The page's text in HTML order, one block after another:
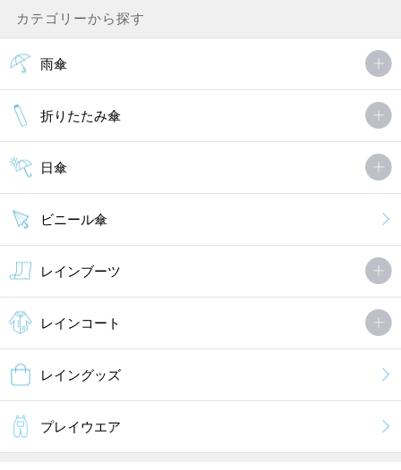
カテゴリーから探す
雨傘
折りたたみ傘
日傘
ビニール傘
レインブーツ
レインコート
レイングッズ
プレイウエア